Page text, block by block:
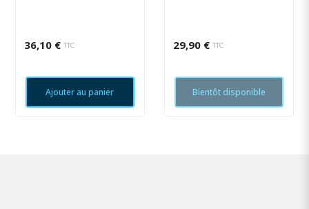
36,10 € TTC
Ajouter au panier
29,90 € TTC
Bientôt disponible